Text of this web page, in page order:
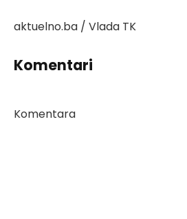
aktuelno.ba / Vlada TK
Komentari
Komentara